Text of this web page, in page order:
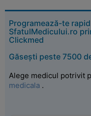
Programează-te
SfatulMedicului.ro
Clickmed
Găsești peste 7500
Alege medicul potrivit
medicala .